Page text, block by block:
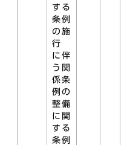
する
条例
の施
行
に伴
う関
係条
例の
整備
に関
する
条例